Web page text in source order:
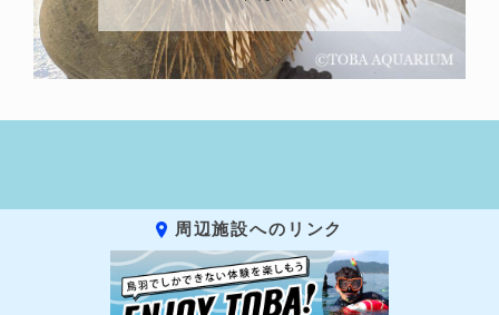
2026年8月7日
周辺施設へのリンク